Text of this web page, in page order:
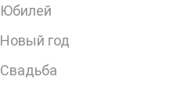
Юбилей
Новый год
Свадьба